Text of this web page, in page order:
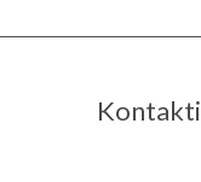
Kontakti